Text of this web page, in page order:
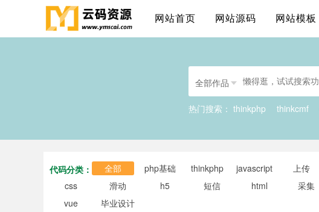
网站首页 网站源码 网站模板
全部作品
热门搜索： thinkphp thinkcmf
代码分类： 全部 php基础 thinkphp javascript 上传
css
滑动 h5 短信 html 采集
vue
毕业设计